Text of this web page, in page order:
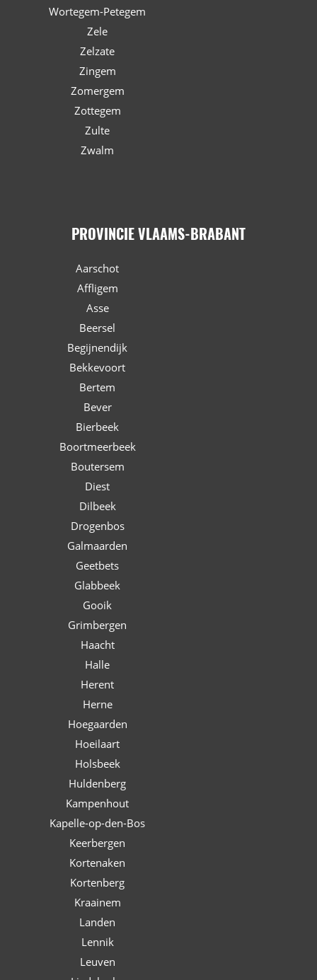
Wortegem-Petegem
Zele
Zelzate
Zingem
Zomergem
Zottegem
Zulte
Zwalm
PROVINCIE VLAAMS-BRABANT
Aarschot
Affligem
Asse
Beersel
Begijnendijk
Bekkevoort
Bertem
Bever
Bierbeek
Boortmeerbeek
Boutersem
Diest
Dilbeek
Drogenbos
Galmaarden
Geetbets
Glabbeek
Gooik
Grimbergen
Haacht
Halle
Herent
Herne
Hoegaarden
Hoeilaart
Holsbeek
Huldenberg
Kampenhout
Kapelle-op-den-Bos
Keerbergen
Kortenaken
Kortenberg
Kraainem
Landen
Lennik
Leuven